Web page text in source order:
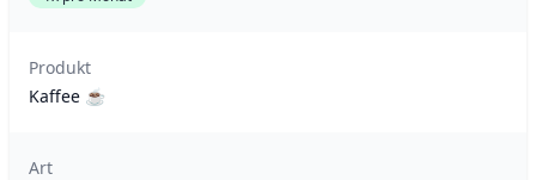
Produkt
Kaffee ☕
Art